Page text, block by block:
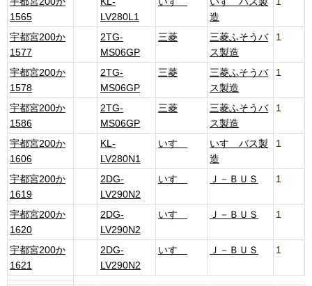
1565
LV280L1
造
宇都宮200か
1577
2TG-
MS06GP
三菱
三菱ふそうバ
ス製造
1
宇都宮200か
1578
2TG-
MS06GP
三菱
三菱ふそうバ
ス製造
1
宇都宮200か
1586
2TG-
MS06GP
三菱
三菱ふそうバ
ス製造
1
宇都宮200か
1606
KL-
LV280N1
いすゞ
いすゞバス製
造
1
宇都宮200か
1619
2DG-
LV290N2
いすゞ Ｊ－ＢＵＳ 1
宇都宮200か
1620
2DG-
LV290N2
いすゞ Ｊ－ＢＵＳ 1
宇都宮200か
1621
2DG-
LV290N2
いすゞ Ｊ－ＢＵＳ 1